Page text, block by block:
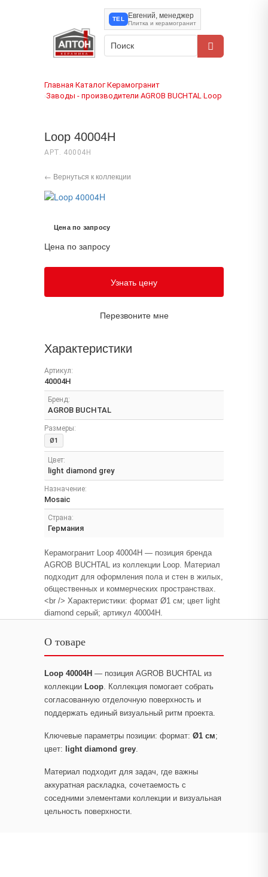
TEL
Евгений, менеджер
Плитка и керамогранит
Главная›Каталог›Керамогранит
›Заводы - производители›AGROB BUCHTAL›Loop
Loop 40004H
АРТ. 40004H
← Вернуться к коллекции
Цена по запросу
Цена по запросу
Узнать цену
Перезвоните мне
Характеристики
Артикул:
40004H
Бренд:
AGROB BUCHTAL
Размеры:
Ø1
Цвет:
light diamond grey
Назначение:
Mosaic
Страна:
Германия
Керамогранит Loop 40004H — позиция бренда
AGROB BUCHTAL из коллекции Loop. Материал
подходит для оформления пола и стен в жилых,
общественных и коммерческих пространствах.
<br /> Характеристики: формат Ø1 см; цвет light
diamond серый; артикул 40004H.
О товаре
Loop 40004H — позиция AGROB BUCHTAL из
коллекции Loop. Коллекция помогает собрать
согласованную отделочную поверхность и
поддержать единый визуальный ритм проекта.
Ключевые параметры позиции: формат: Ø1 см;
цвет:
light diamond grey.
Материал подходит для задач, где важны
аккуратная раскладка, сочетаемость с
соседними элементами коллекции и визуальная
цельность поверхности.